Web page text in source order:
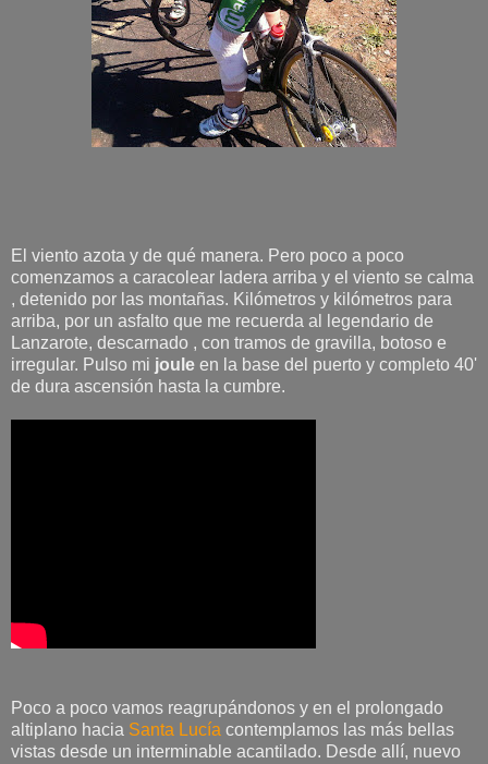
El viento azota y de qué manera. Pero poco a poco
comenzamos a caracolear ladera arriba y el viento se calma
, detenido por las montañas. Kilómetros y kilómetros para
arriba, por un asfalto que me recuerda al legendario de
Lanzarote, descarnado , con tramos de gravilla, botoso e
irregular. Pulso mi joule en la base del puerto y completo 40'
de dura ascensión hasta la cumbre.
Poco a poco vamos reagrupándonos y en el prolongado
altiplano hacia Santa Lucía contemplamos las más bellas
vistas desde un interminable acantilado. Desde allí, nuevo